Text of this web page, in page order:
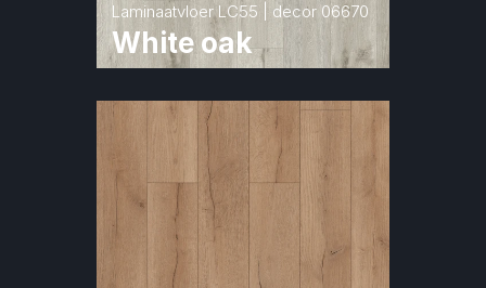
Laminaatvloer LC55 | decor 06670
White oak